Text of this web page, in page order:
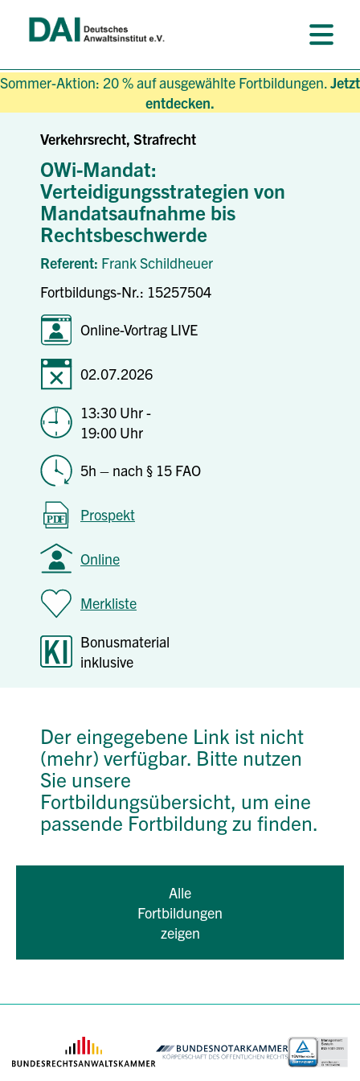
Sommer-Aktion: 20 % auf ausgewählte Fortbildungen.Jetzt
entdecken.
Verkehrsrecht, Strafrecht
OWi-Mandat:
Verteidigungsstrategien von
Mandatsaufnahme bis
Rechtsbeschwerde
Referent: Frank Schildheuer
Fortbildungs-Nr.: 15257504
Online-Vortrag LIVE
02.07.2026
13:30 Uhr -
19:00 Uhr
5h – nach § 15 FAO
Prospekt
Online
Merkliste
Bonusmaterial
inklusive
Der eingegebene Link ist nicht
(mehr) verfügbar. Bitte nutzen
Sie unsere
Fortbildungsübersicht, um eine
passende Fortbildung zu finden.
Alle
Fortbildungen
zeigen